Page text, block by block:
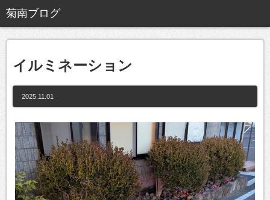
イルミネーション
2025.11.01